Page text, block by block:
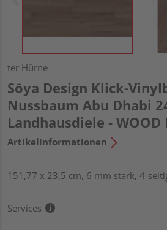
ter Hürne
Sōya Design Klick-
Nussbaum Abu Dhabi
Landhausdiele - WOOD
Artikelinformationen
151,77 x 23,5 cm, 6 mm stark, 4-
Services